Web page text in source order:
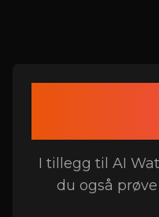
I tillegg til AI
du også